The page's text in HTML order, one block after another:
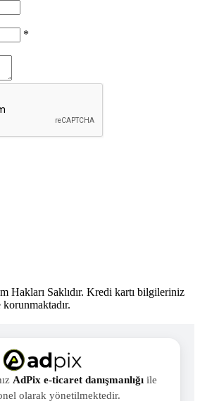
*
Hakları Saklıdır. Kredi kartı bilgileriniz
AdPix e-ticaret danışmanlığı ile
olarak yönetilmektedir.